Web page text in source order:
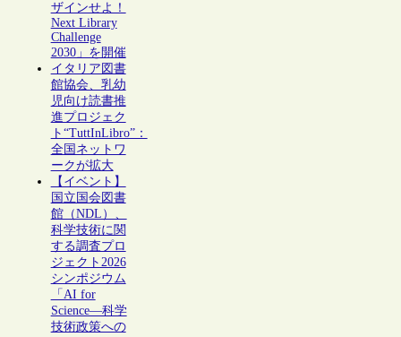
ザインせよ！
Next Library
Challenge
2030」を開催
イタリア図書
館協会、乳幼
児向け読書推
進プロジェク
ト“TuttInLibro”：
全国ネットワ
ークが拡大
【イベント】
国立国会図書
館（NDL）、
科学技術に関
する調査プロ
ジェクト2026
シンポジウム
「AI for
Science―科学
技術政策への